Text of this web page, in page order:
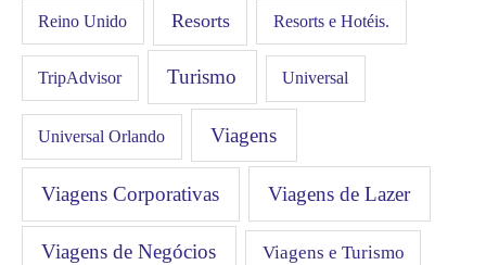
Reino Unido Resorts Resorts e Hotéis.
TripAdvisor Turismo Universal
Universal Orlando Viagens
Viagens Corporativas Viagens de Lazer
Viagens de Negócios Viagens e Turismo